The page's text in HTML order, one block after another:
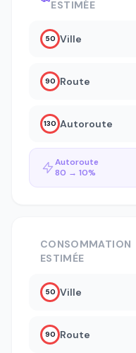
ESTIMÉE
50 Ville
90 Route
130 Autoroute
Autoroute
80 → 10%
CONSOMMATION
ESTIMÉE
50 Ville
90 Route